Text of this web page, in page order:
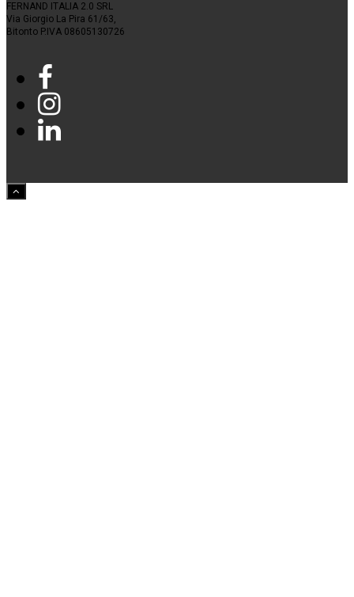
FERNAND ITALIA 2.0 SRL
Via Giorgio La Pira 61/63,
Bitonto P.IVA 08605130726